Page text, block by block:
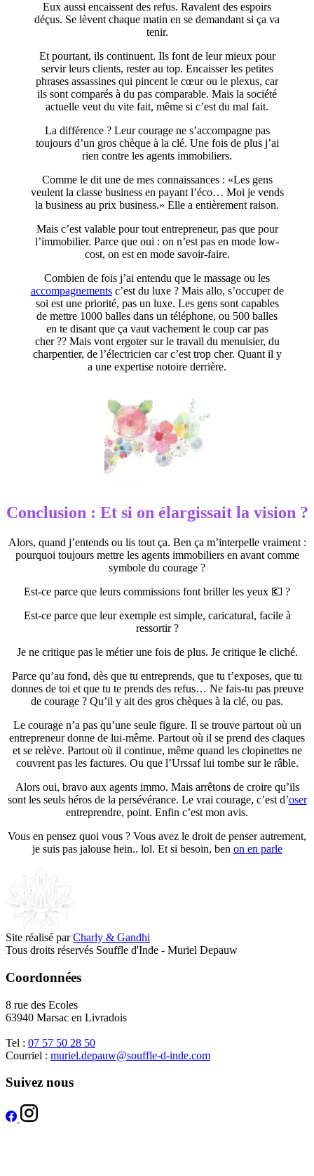
Eux aussi encaissent des refus. Ravalent des espoirs
déçus. Se lèvent chaque matin en se demandant si ça va
tenir.
Et pourtant, ils continuent. Ils font de leur mieux pour
servir leurs clients, rester au top. Encaisser les petites
phrases assassines qui pincent le cœur ou le plexus, car
ils sont comparés à du pas comparable. Mais la société
actuelle veut du vite fait, même si c’est du mal fait.
La différence ? Leur courage ne s’accompagne pas
toujours d’un gros chèque à la clé. Une fois de plus j’ai
rien contre les agents immobiliers.
Comme le dit une de mes connaissances : «Les gens
veulent la classe business en payant l’éco… Moi je vends
la business au prix business.» Elle a entièrement raison.
Mais c’est valable pour tout entrepreneur, pas que pour
l’immobilier. Parce que oui : on n’est pas en mode low-
cost, on est en mode savoir-faire.
Combien de fois j’ai entendu que le massage ou les
accompagnementsc’est du luxe ? Mais allo, s’occuper de
soi est une priorité, pas un luxe. Les gens sont capables
de mettre 1000 balles dans un téléphone, ou 500 balles
en te disant que ça vaut vachement le coup car pas
cher ?? Mais vont ergoter sur le travail du menuisier, du
charpentier, de l’électricien car c’est trop cher. Quant il y
a une expertise notoire derrière.
Conclusion : Et si on élargissait la vision ?
Alors, quand j’entends ou lis tout ça. Ben ça m’interpelle vraiment :
pourquoi toujours mettre les agents immobiliers en avant comme
symbole du courage ?
Est-ce parce que leurs commissions font briller les yeux 💶 ?
Est-ce parce que leur exemple est simple, caricatural, facile à
ressortir ?
Je ne critique pas le métier une fois de plus. Je critique le cliché.
Parce qu’au fond, dès que tu entreprends, que tu t’exposes, que tu
donnes de toi et que tu te prends des refus… Ne fais-tu pas preuve
de courage ? Qu’il y ait des gros chèques à la clé, ou pas.
Le courage n’a pas qu’une seule figure. Il se trouve partout où un
entrepreneur donne de lui-même. Partout où il se prend des claques
et se relève. Partout où il continue, même quand les clopinettes ne
couvrent pas les factures. Ou que l’Urssaf lui tombe sur le râble.
Alors oui, bravo aux agents immo. Mais arrêtons de croire qu’ils
sont les seuls héros de la persévérance. Le vrai courage, c’est d’oser
entreprendre, point. Enfin c’est mon avis.
Vous en pensez quoi vous ? Vous avez le droit de penser autrement,
je suis pas jalouse hein.. lol. Et si besoin, ben on en parle
Site réalisé parCharly & Gandhi
Tous droits réservés Souffle d'Inde - Muriel Depauw
Coordonnées
8 rue des Ecoles
63940 Marsac en Livradois
Tel : 07 57 50 28 50
Courriel : muriel.depauw@souffle-d-inde.com
Suivez nous